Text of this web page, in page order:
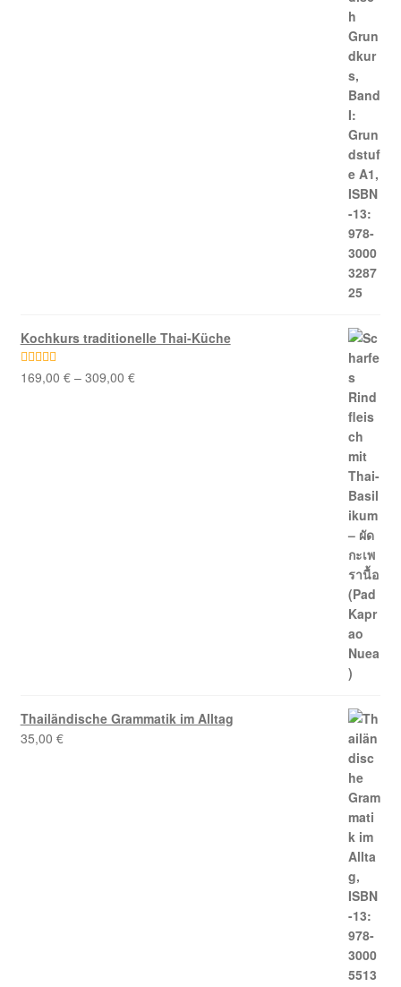
Kochkurs traditionelle Thai-Küche
Bewertet mit
169,00 €– 309,00 €
Thailändische Grammatik im Alltag
35,00 €